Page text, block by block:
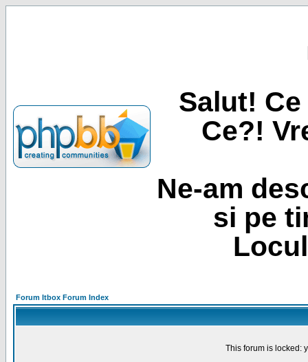
Salut!
Ce?!
Ne-am
si pe
Forum Itbox Forum Index
This forum is locked: